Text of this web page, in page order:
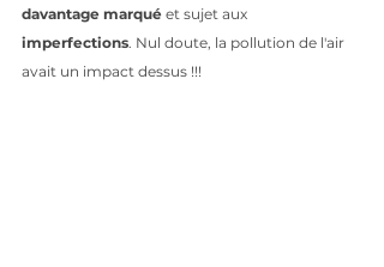
davantage marqué et sujet aux
imperfections . Nul doute, la pollution de l'air
avait un impact dessus !!!